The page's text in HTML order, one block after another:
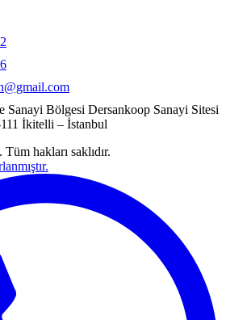
Sanayi Bölgesi Dersankoop Sanayi Sitesi
İkitelli – İstanbul
hakları saklıdır.